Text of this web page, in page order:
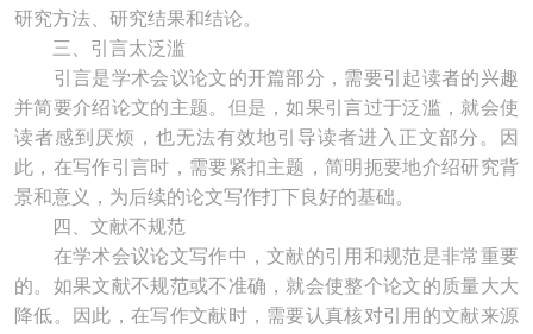
研究方法、研究结果和结论。
三、引言太泛滥
引言是学术会议论文的开篇部分，需要引起读者的兴趣
并简要介绍论文的主题。但是，如果引言过于泛滥，就会使
读者感到厌烦，也无法有效地引导读者进入正文部分。因
此，在写作引言时，需要紧扣主题，简明扼要地介绍研究背
景和意义，为后续的论文写作打下良好的基础。
四、文献不规范
在学术会议论文写作中，文献的引用和规范是非常重要
的。如果文献不规范或不准确，就会使整个论文的质量大大
降低。因此，在写作文献时，需要认真核对引用的文献来源